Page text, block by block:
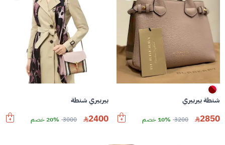
شنطة بيربيري
2850
3200 10% خصم
بيربيري شنطة
2400
3000 20% خصم